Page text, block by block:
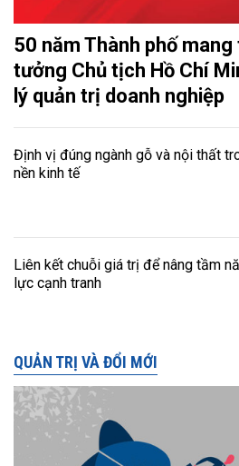
50 năm Thành phố
tưởng Chủ tịch Hồ Chí
lý quản trị doanh nghiệp
Định vị đúng ngành gỗ và nội thất
nền kinh tế
Liên kết chuỗi giá trị để nâng tầm
lực cạnh tranh
QUẢN TRỊ VÀ ĐỔI MỚI